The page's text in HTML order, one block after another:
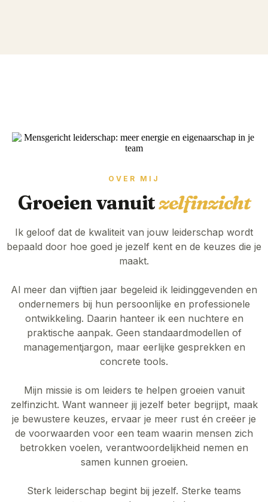
OVER MIJ
Groeien vanuitzelfinzicht
Ik geloof dat de kwaliteit van jouw leiderschap wordt
bepaald door hoe goed je jezelf kent en de keuzes die je
maakt.
Al meer dan vijftien jaar begeleid ik leidinggevenden en
ondernemers bij hun persoonlijke en professionele
ontwikkeling. Daarin hanteer ik een nuchtere en
praktische aanpak. Geen standaardmodellen of
managementjargon, maar eerlijke gesprekken en
concrete tools.
Mijn missie is om leiders te helpen groeien vanuit
zelfinzicht. Want wanneer jij jezelf beter begrijpt, maak
je bewustere keuzes, ervaar je meer rust én creëer je
de voorwaarden voor een team waarin mensen zich
betrokken voelen, verantwoordelijkheid nemen en
samen kunnen groeien.
Sterk leiderschap begint bij jezelf. Sterke teams